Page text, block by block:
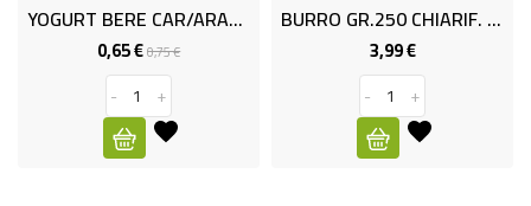
CURA
PERSONA
IGIENICO
SANITARI
YOGURT BERE CAR/ARAN GR.200 OP
0,65 €Prezzo
base
0,75 €Prezzo
-
+
BURRO GR.250 CHIARIF. INALPI
3,99 €Prezzo
-
+